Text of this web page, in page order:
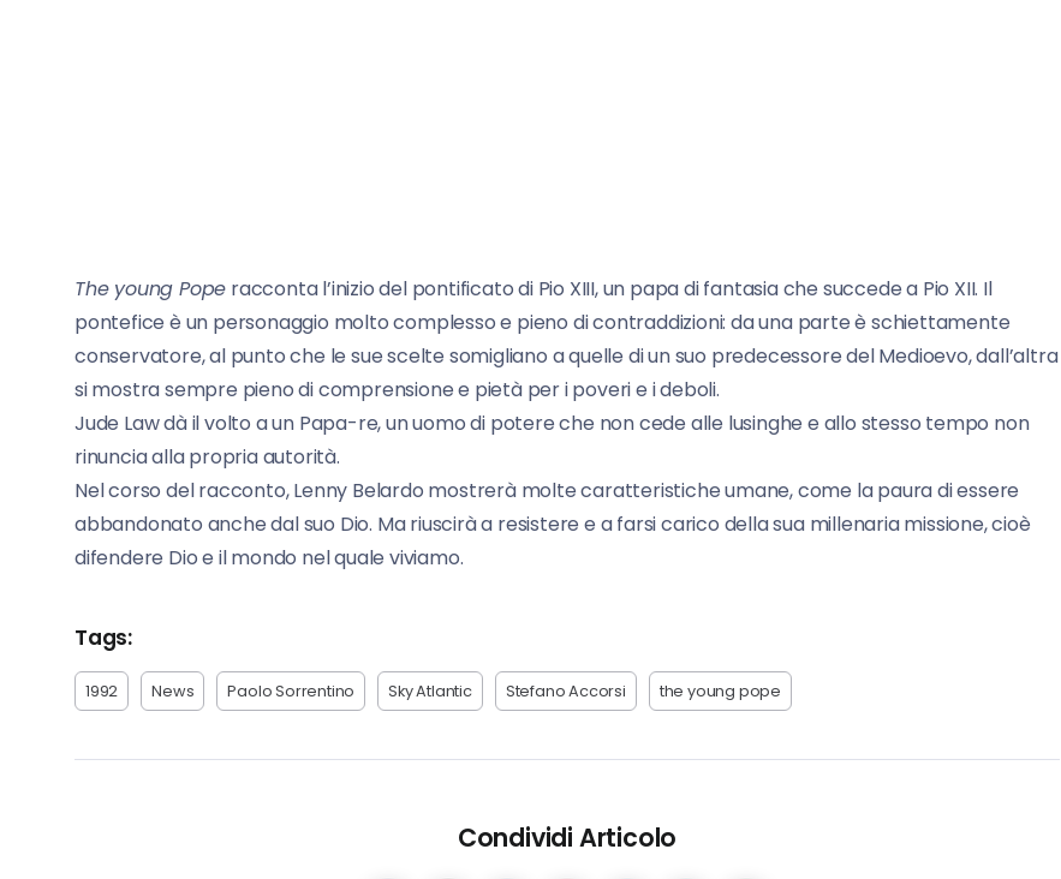
The young Pope racconta l’inizio del pontificato di Pio XIII, un papa di fantasia che succede a Pio XII. Il
pontefice è un personaggio molto complesso e pieno di contraddizioni: da una parte è schiettamente
conservatore, al punto che le sue scelte somigliano a quelle di un suo predecessore del Medioevo, dall’altra
si mostra sempre pieno di comprensione e pietà per i poveri e i deboli.
Jude Law dà il volto a un Papa-re, un uomo di potere che non cede alle lusinghe e allo stesso tempo non
rinuncia alla propria autorità.
Nel corso del racconto, Lenny Belardo mostrerà molte caratteristiche umane, come la paura di essere
abbandonato anche dal suo Dio. Ma riuscirà a resistere e a farsi carico della sua millenaria missione, cioè
difendere Dio e il mondo nel quale viviamo.
Tags:
1992 News Paolo Sorrentino Sky Atlantic Stefano Accorsi the young pope
Condividi Articolo